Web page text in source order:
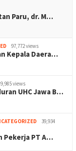
Paru, dr. M…
97,772 views
Kepala Daera…
views
UHC Jawa B…
39,934
Pekerja PT A…